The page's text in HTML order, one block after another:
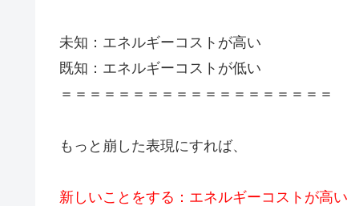
未知：エネルギーコストが高い
既知：エネルギーコストが低い
＝＝＝＝＝＝＝＝＝＝＝＝＝＝＝＝＝＝＝
もっと崩した表現にすれば、
新しいことをする：エネルギーコストが高い